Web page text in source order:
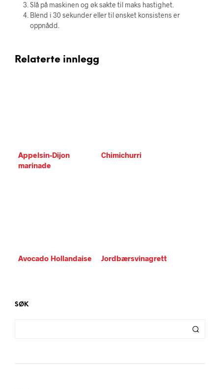
Slå på maskinen og øk sakte til maks hastighet.
Blend i 30 sekunder eller til ønsket konsistens er
oppnådd.
Relaterte innlegg
Appelsin-Dijon
marinade
Chimichurri
Avocado Hollandaise Jordbærsvinagrett
SØK